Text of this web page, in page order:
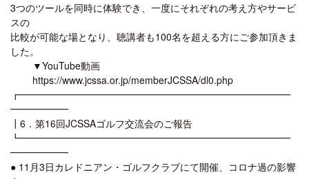
3つのツールを同時に体験でき、一度にそれぞれの考え方やサービ
スの
比較が可能な場となり、聴講者も100名を超える方にご参加頂きま
した。
▼YouTube動画
https://www.jcssa.or.jp/memberJCSSA/dl0.php
┏━━━━━━━━━━━━━━━━━━━━━━━━━━━━
━━━━━━
┃6．第16回JCSSAゴルフ交流会のご報告
┗━━━━━━━━━━━━━━━━━━━━━━━━━━━━
━━━━━━
● 11月3日カレドニアン・ゴルフクラブにて開催、コロナ過の影響